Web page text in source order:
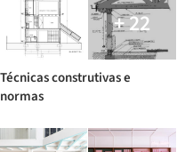
+ 22
Técnicas construtivas e
normas